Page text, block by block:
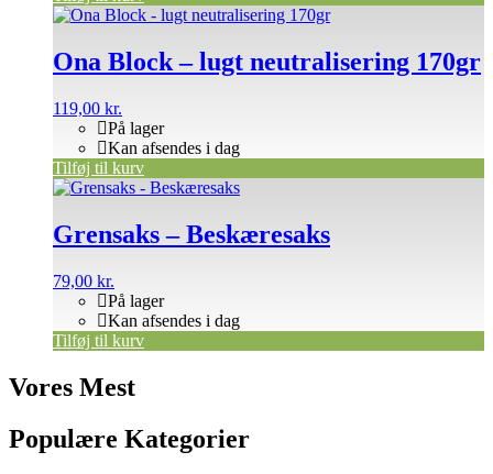
Ona Block – lugt neutralisering 170gr
119,00 kr.
På lager
Kan afsendes i dag
Tilføj til kurv
Grensaks – Beskæresaks
79,00 kr.
På lager
Kan afsendes i dag
Tilføj til kurv
Vores Mest
Populære Kategorier